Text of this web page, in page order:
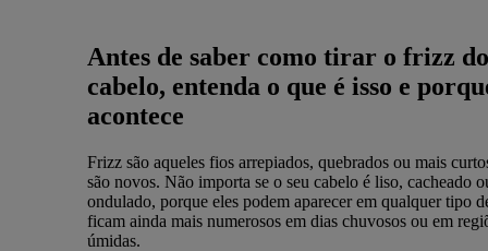
Antes de saber como tirar o frizz do
cabelo, entenda o que é isso e
acontece
Frizz são aqueles fios arrepiados, quebrados ou mais
são novos. Não importa se o seu cabelo é liso, cacheado
ondulado, porque eles podem aparecer em qualquer tipo
ficam ainda mais numerosos em dias chuvosos ou em
úmidas.